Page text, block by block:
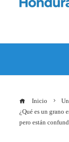
Inicio
¿Qué es un grano
pero están